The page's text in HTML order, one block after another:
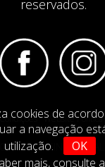
cookies de
a navegação
utilização.
OK
mais, consulte
reservados.
Website
BY